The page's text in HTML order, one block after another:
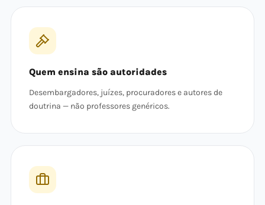
Quem ensina são autoridades
Desembargadores, juízes, procuradores e autores de
doutrina — não professores genéricos.